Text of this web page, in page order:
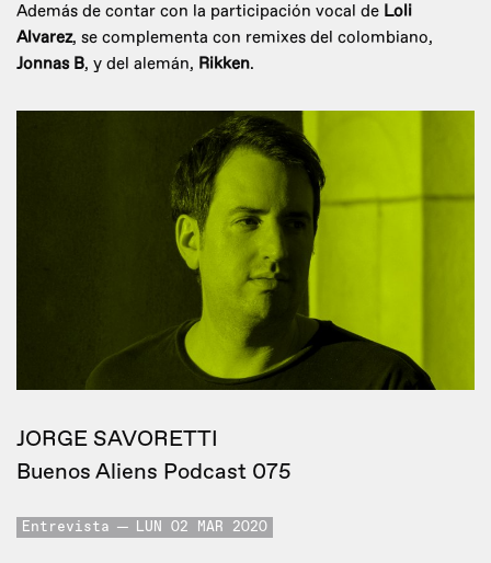
Además de contar con la participación vocal de Loli
Alvarez, se complementa con remixes del colombiano,
Jonnas B, y del alemán, Rikken.
JORGE SAVORETTI
Buenos Aliens Podcast 075
Entrevista LUN 02 MAR 2020